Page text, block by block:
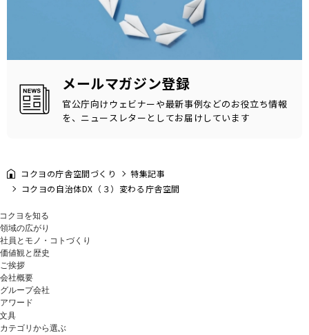
メールマガジン登録
官公庁向けウェビナーや最新事例などのお役立ち情報
を、ニュースレターとしてお届けしています
コクヨの庁舎空間づくり
特集記事
コクヨの自治体DX（３）変わる庁舎空間
コクヨを知る
領域の広がり
社員とモノ・コトづくり
価値観と歴史
ご挨拶
会社概要
グループ会社
アワード
文具
カテゴリから選ぶ